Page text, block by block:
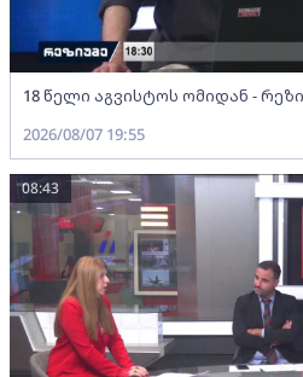
18 წელი აგვისტოს ომიდან -
2026/08/07 19:55
08:43